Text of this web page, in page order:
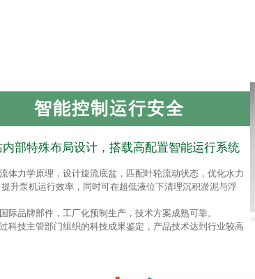
智能控制运行安全
内部特殊布局设计，搭载高配置智能运行系统
体力学原理，设计旋流底盆，匹配叶轮流动状态，优化水力
升泵机运行效率，同时可在超低液位下清理沉积淤泥与浮
际品牌部件，工厂化预制生产，技术方案成熟可靠。
科技主管部门组织的科技成果鉴定，产品技术达到行业较高